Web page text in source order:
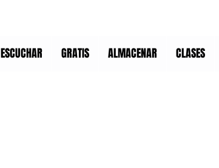
ESCUCHAR GRATIS ALMACENAR CLASES